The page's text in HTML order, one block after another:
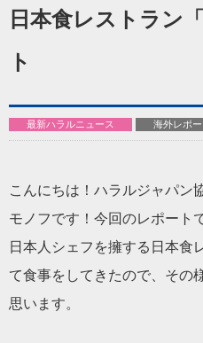
日本食レストラン
ト
最新ハラルニュース 海外レポー
こんにちは！ハラルジャパン
モノフです！今回のレポート
日本人シェフを擁する日本食
て食事をしてきたので、その
思います。